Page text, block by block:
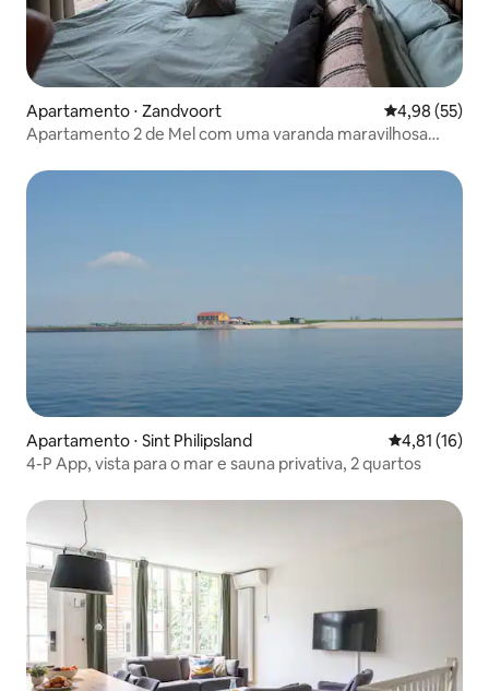
Apartamento ⋅ Zandvoort 4,98 de uma
4,98 (55)
Apartamento 2 de Mel com uma varanda maravilhosa
Apartamento ⋅ Sint Philipsland 4,81 de uma
4,81 (16)
4-P App, vista para o mar e sauna privativa, 2 quartos